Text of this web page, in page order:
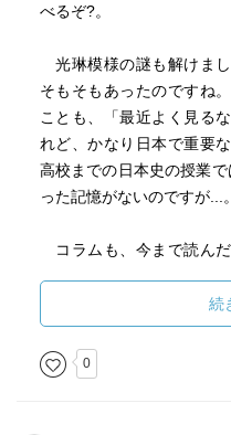
べるぞ?。
光琳模様の謎も解けま
そもそもあったのですね
ことも、「最近よく見る
れど、かなり日本で重要
高校までの日本史の授業
った記憶がないのですが...
コラムも、今まで読ん
ェスト化して頭の中で思
会社にでも置いておいた
ぶったらもったいないかし
続
0